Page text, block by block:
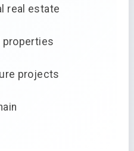
real estate
properties
projects